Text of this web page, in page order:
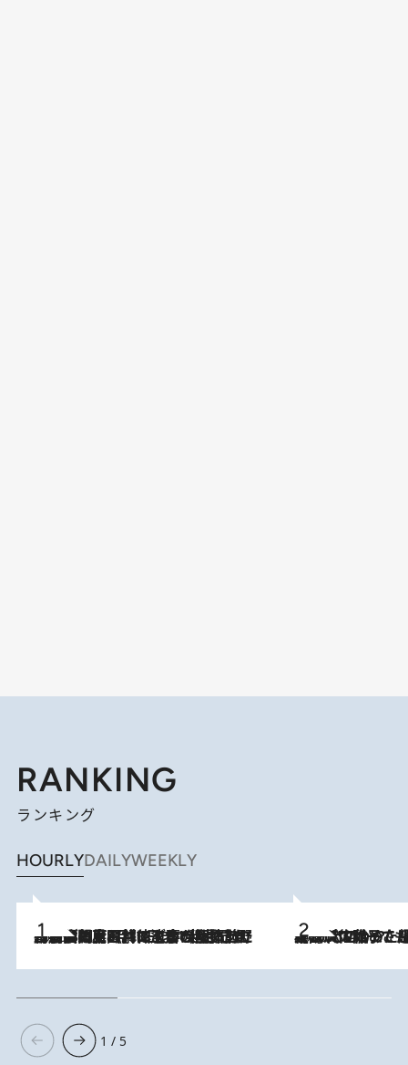
RANKING
ランキング
HOURLYDAILYWEEKLY
2026.8.8
「最後に見られてよかった」上野動物園の東園パンダ舎が解体前に特別公開。8月16日まで延長されたパネル展と共に辿る“半世紀”のパンダ飼育《解体工事の図面あり》 2026.8.5
【阿川佐和子さんの年とる力】なぜ70代で始めた趣味は“こんなに楽しい”のか？ ピアノ、俳句…スランプに陥っても続けられる“ある秘訣”とは
1 / 5